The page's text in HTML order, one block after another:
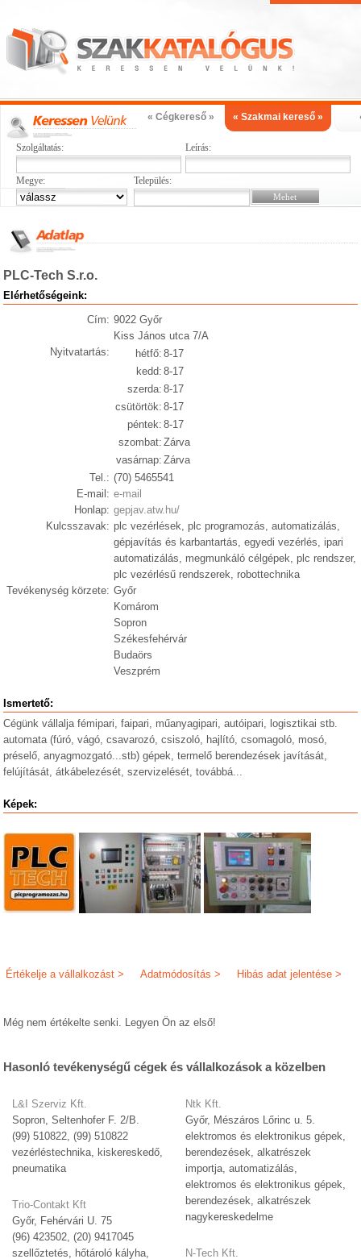
« Cégkereső » « Szakmai kereső »
Szolgáltatás: Leírás:
Megye: Település:
PLC-Tech S.r.o.
Elérhetőségeink:
Cím: 9022 Győr
Kiss János utca 7/A
Nyitvatartás:
hétfő: 8-17
kedd: 8-17
szerda: 8-17
csütörtök: 8-17
péntek: 8-17
szombat: Zárva
vasárnap: Zárva
Tel.: (70) 5465541
E-mail: e-mail
Honlap: gepjav.atw.hu/
Kulcsszavak: plc vezérlések, plc programozás, automatizálás,
gépjavítás és karbantartás, egyedi vezérlés, ipari
automatizálás, megmunkáló célgépek, plc rendszer,
plc vezérlésű rendszerek, robottechnika
Tevékenység körzete: Győr
Komárom
Sopron
Székesfehérvár
Budaörs
Veszprém
Ismertető:
Cégünk vállalja fémipari, faipari, műanyagipari, autóipari, logisztikai stb.
automata (fúró, vágó, csavarozó, csiszoló, hajlító, csomagoló, mosó,
préselő, anyagmozgató...stb) gépek, termelő berendezések javítását,
felújítását, átkábelezését, szervizelését, továbbá...
Képek:
Hibás adat jelentése >
Adatmódosítás >
Értékelje a vállalkozást >
Még nem értékelte senki. Legyen Ön az első!
Hasonló tevékenységű cégek és vállalkozások a közelben
L&I Szerviz Kft.
Sopron, Seltenhofer F. 2/B.
(99) 510822, (99) 510822
vezérléstechnika, kiskereskedő,
pneumatika
Trio-Contakt Kft
Győr, Fehérvári U. 75
(96) 423502, (20) 9417045
szellőztetés, hőtároló kályha,
Ntk Kft.
Győr, Mészáros Lőrinc u. 5.
elektromos és elektronikus gépek,
berendezések, alkatrészek
importja, automatizálás,
elektromos és elektronikus gépek,
berendezések, alkatrészek
nagykereskedelme
N-Tech Kft.